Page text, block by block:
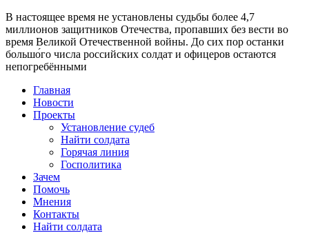
В настоящее время не установлены судьбы более 4,7
миллионов защитников Отечества, пропавших без вести во
время Великой Отечественной войны. До сих пор останки
большо́го числа российских солдат и офицеров остаются
непогребёнными
Главная
Новости
Проекты
Установление судеб
Найти солдата
Горячая линия
Госполитика
Зачем
Помочь
Мнения
Контакты
Найти солдата